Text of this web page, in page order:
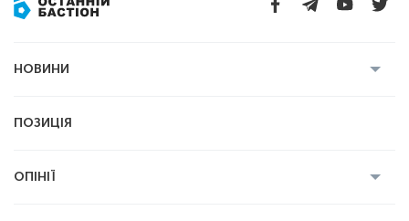
НОВИНИ
Економіка
ПОЗИЦІЯ
ОПІНІЇ